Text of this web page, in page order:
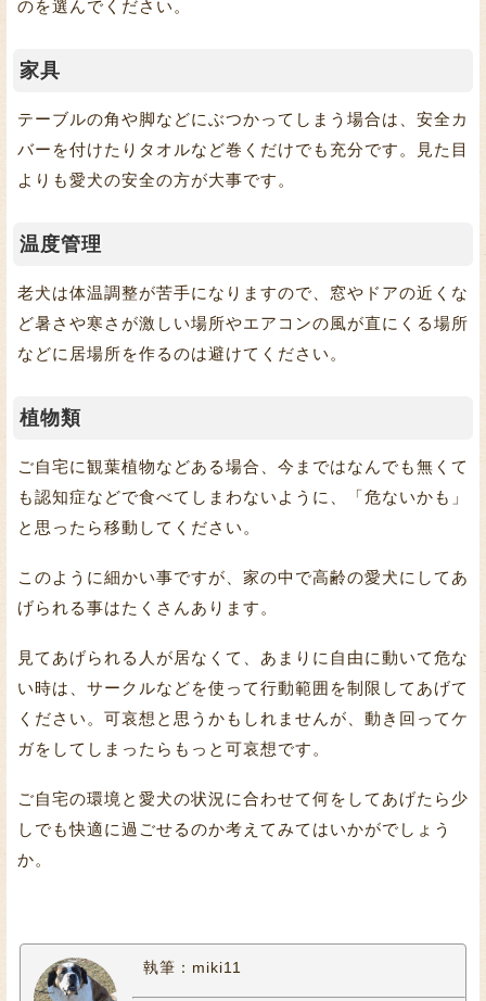
のを選んでください。
家具
テーブルの角や脚などにぶつかってしまう場合は、安全カ
バーを付けたりタオルなど巻くだけでも充分です。見た目
よりも愛犬の安全の方が大事です。
温度管理
老犬は体温調整が苦手になりますので、窓やドアの近くな
ど暑さや寒さが激しい場所やエアコンの風が直にくる場所
などに居場所を作るのは避けてください。
植物類
ご自宅に観葉植物などある場合、今まではなんでも無くて
も認知症などで食べてしまわないように、「危ないかも」
と思ったら移動してください。
このように細かい事ですが、家の中で高齢の愛犬にしてあ
げられる事はたくさんあります。
見てあげられる人が居なくて、あまりに自由に動いて危な
い時は、サークルなどを使って行動範囲を制限してあげて
ください。可哀想と思うかもしれませんが、動き回ってケ
ガをしてしまったらもっと可哀想です。
ご自宅の環境と愛犬の状況に合わせて何をしてあげたら少
しでも快適に過ごせるのか考えてみてはいかがでしょう
か。
執筆：miki11